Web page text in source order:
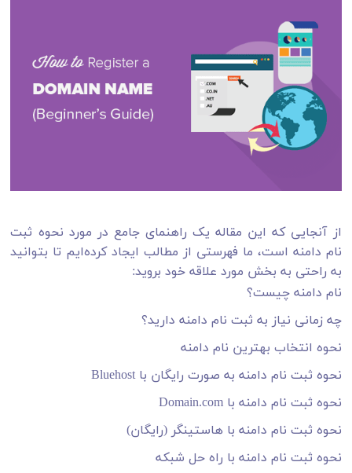
از آنجایی که این مقاله یک راهنمای جامع در مورد نحوه ثبت
نام دامنه است، ما فهرستی از مطالب ایجاد کرده‌ایم تا بتوانید
به راحتی به بخش مورد علاقه خود بروید:
نام دامنه چیست؟
چه زمانی نیاز به ثبت نام دامنه دارید؟
نحوه انتخاب بهترین نام دامنه
نحوه ثبت نام دامنه به صورت رایگان با Bluehost
نحوه ثبت نام دامنه با Domain.com
نحوه ثبت نام دامنه با هاستینگر (رایگان)
نحوه ثبت نام دامنه با راه حل شبکه